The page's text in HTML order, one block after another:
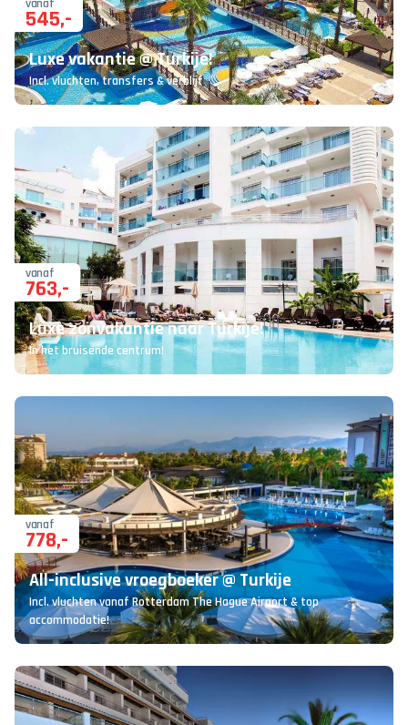
vanaf
545,-
Luxe vakantie @ Turkije!
Incl. vluchten, transfers & verblijf
vanaf
763,-
Luxe zonvakantie naar Turkije!
In het bruisende centrum!
vanaf
778,-
All-inclusive vroegboeker @ Turkije
Incl. vluchten vanaf Rotterdam The Hague Airport & top
accommodatie!